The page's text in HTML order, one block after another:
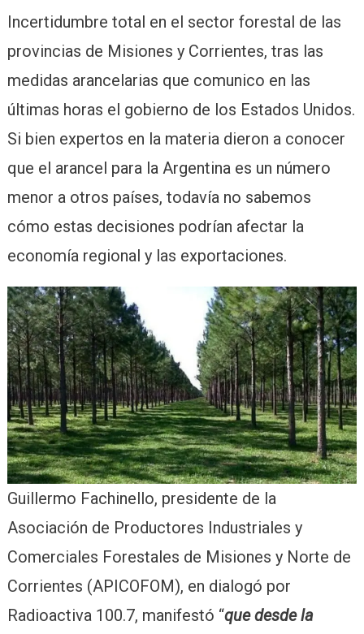
Incertidumbre total en el sector forestal de las
provincias de Misiones y Corrientes, tras las
medidas arancelarias que comunico en las
últimas horas el gobierno de los Estados Unidos.
Si bien expertos en la materia dieron a conocer
que el arancel para la Argentina es un número
menor a otros países, todavía no sabemos
cómo estas decisiones podrían afectar la
economía regional y las exportaciones.
Guillermo Fachinello, presidente de la
Asociación de Productores Industriales y
Comerciales Forestales de Misiones y Norte de
Corrientes (APICOFOM), en dialogó por
Radioactiva 100.7, manifestó “que desde la